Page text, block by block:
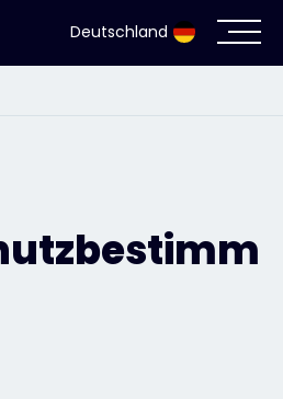
Deutschland